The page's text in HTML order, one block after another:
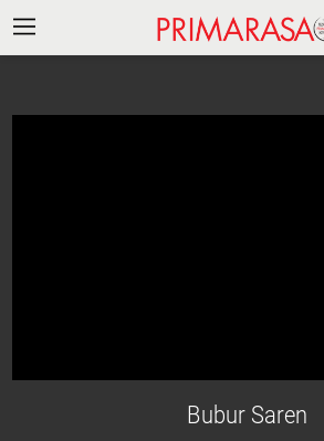
Bubur Saren